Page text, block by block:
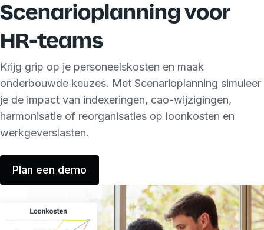
Scenarioplanning voor
HR-teams
Krijg grip op je personeelskosten en maak
onderbouwde keuzes. Met Scenarioplanning simuleer
je de impact van indexeringen, cao-wijzigingen,
harmonisatie of reorganisaties op loonkosten en
werkgeverslasten.
Plan een demo